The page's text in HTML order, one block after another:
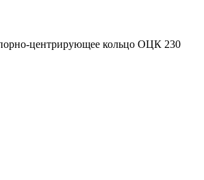
центрирующее кольцо ОЦК 230